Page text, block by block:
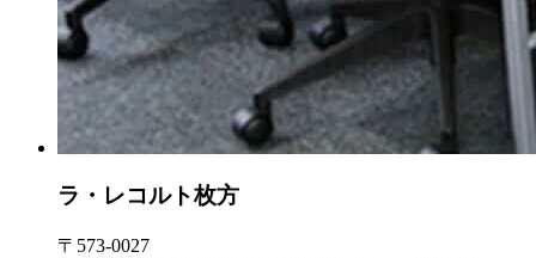
ラ・レコルト枚方
〒573-0027